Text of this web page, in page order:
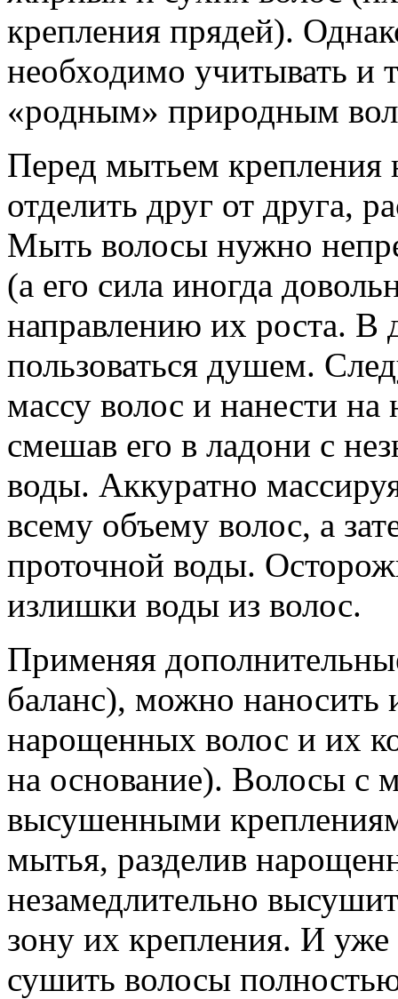
крепления прядей).
необходимо учитывать и
«родным» природным
Перед мытьем
отделить друг от друга,
Мыть волосы нужно
(а его сила иногда
направлению их роста. В
пользоваться душем.
массу волос и нанести
смешав его в ладони с
воды. Аккуратно
всему объему волос, а
проточной воды.
излишки воды из волос.
Применяя
баланс), можно наносить
нарощенных волос и их
на основание). Волосы с
высушенными
мытья, разделив
незамедлительно
зону их крепления. И
сушить волосы